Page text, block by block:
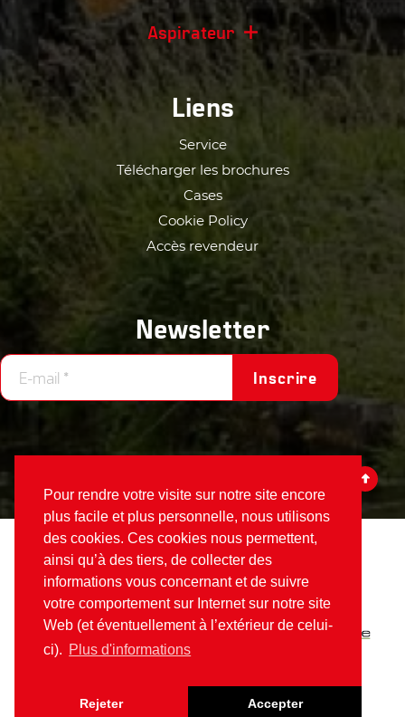
Pour rendre votre visite sur notre site encore
plus facile et plus personnelle, nous utilisons
des cookies. Ces cookies nous permettent,
ainsi qu’à des tiers, de collecter des
informations vous concernant et de suivre
votre comportement sur Internet sur notre site
Web (et éventuellement à l’extérieur de celui-
ci). Plus d'informations
Rejeter Accepter
Aspirateur
Liens
Service
Télécharger les brochures
Cases
Cookie Policy
Accès revendeur
Newsletter
Inscrire
Votex©2026
Fait partie deAlamo Group The Netherlands: